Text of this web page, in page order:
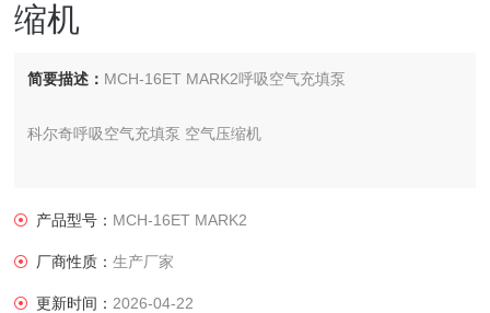
缩机
简要描述： ​MCH-16ET MARK2呼吸空气充填泵
科尔奇呼吸空气充填泵 空气压缩机
智能型呼吸空气充气系统
产品型号： ​MCH-16ET MARK2
厂商性质：生产厂家
更新时间： 2026-04-22